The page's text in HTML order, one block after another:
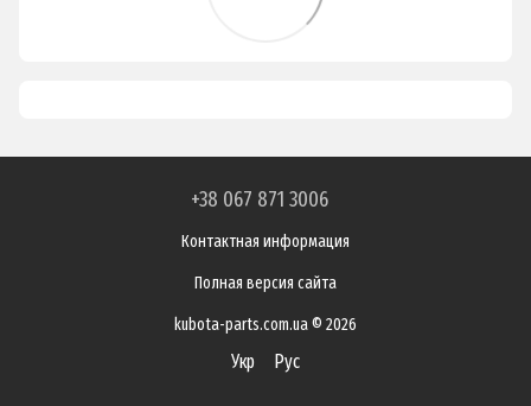
+38 067 871 3006
Контактная информация
Полная версия сайта
kubota-parts.com.ua © 2026
Укр Рус